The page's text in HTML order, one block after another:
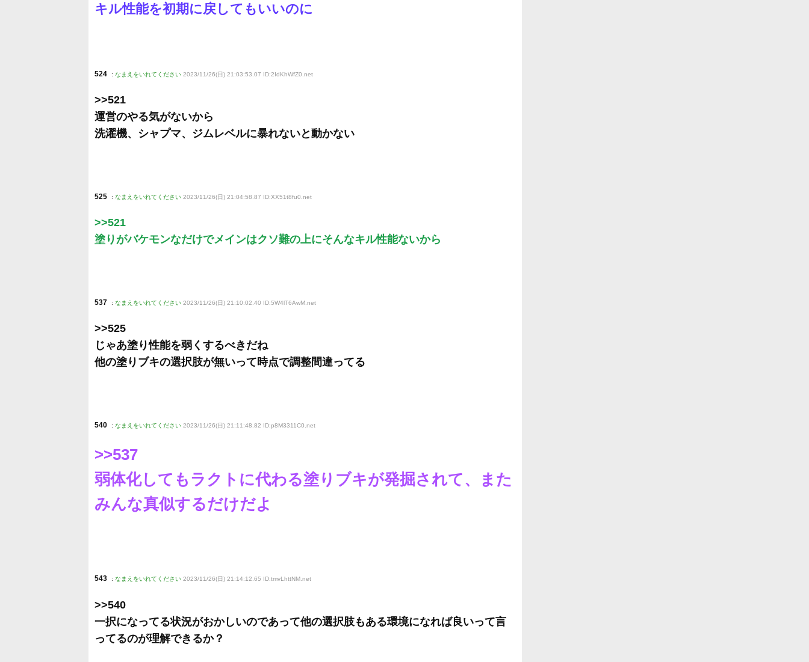
キル性能を初期に戻してもいいのに
524 : なまえをいれてください 2023/11/26(日) 21:03:53.07 ID:2IdKhWfZ0 .net
>>521
運営のやる気がないから
洗濯機、シャプマ、ジムレベルに暴れないと動かない
525 : なまえをいれてください 2023/11/26(日) 21:04:58.87 ID:XX51t8fu0 .net
>>521
塗りがバケモンなだけでメインはクソ難の上にそんなキル性能ないから
537 : なまえをいれてください 2023/11/26(日) 21:10:02.40 ID:5W4lT6AwM .net
>>525
じゃあ塗り性能を弱くするべきだね
他の塗りブキの選択肢が無いって時点で調整間違ってる
540 : なまえをいれてください 2023/11/26(日) 21:11:48.82 ID:p8M3311C0 .net
>>537
弱体化してもラクトに代わる塗りブキが発掘されて、また
みんな真似するだけだよ
543 : なまえをいれてください 2023/11/26(日) 21:14:12.65 ID:tmvLhttNM.net
>>540
一択になってる状況がおかしいのであって他の選択肢もある環境になれば良いって言
ってるのが理解できるか？